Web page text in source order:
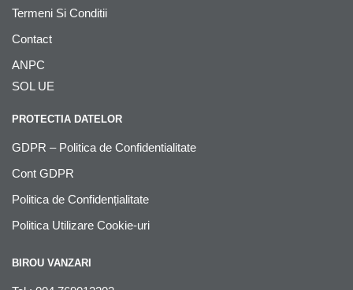
Termeni Si Conditii
Contact
ANPC
SOL UE
PROTECTIA DATELOR
GDPR – Politica de Confidentialitate
Cont GDPR
Politica de Confidențialitate
Politica Utilizare Cookie-uri
BIROU VANZARI